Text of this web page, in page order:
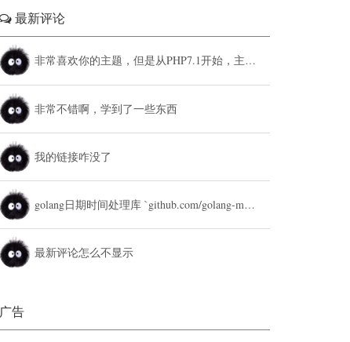
最新评论
非常喜欢你的主题，但是从PHP7.1开始，主题设置中的列表广告和文章底部广告无法...
非常不错啊，学到了一些东西
我的链接咋没了
golang日期时间处理库 `github.com/golang-module/...
最新评论怎么不显示
广告